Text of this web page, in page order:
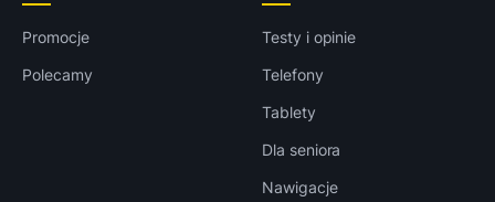
Promocje
Polecamy
Testy i opinie
Telefony
Tablety
Dla seniora
Nawigacje